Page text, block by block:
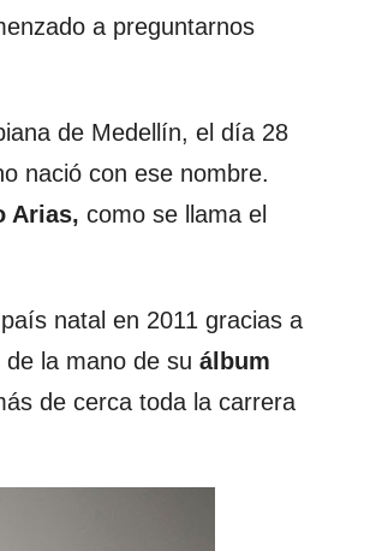
a preguntarnos
de Medellín, el día 28
nació con ese nombre.
Arias, como se llama el
natal en 2011 gracias a
la mano de su álbum
de cerca toda la carrera